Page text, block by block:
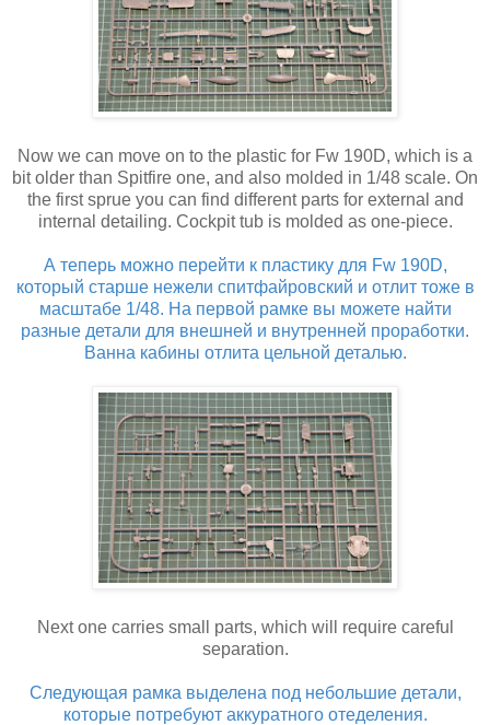
Now we can move on to the plastic for Fw 190D, which is a
bit older than Spitfire one, and also molded in 1/48 scale. On
the first sprue you can find different parts for external and
internal detailing. Cockpit tub is molded as one-piece.
А теперь можно перейти к пластику для Fw 190D,
который старше нежели спитфайровский и отлит тоже в
масштабе 1/48. На первой рамке вы можете найти
разные детали для внешней и внутренней проработки.
Ванна кабины отлита цельной деталью.
Next one carries small parts, which will require careful
separation.
Следующая рамка выделена под небольшие детали,
которые потребуют аккуратного отеделения.